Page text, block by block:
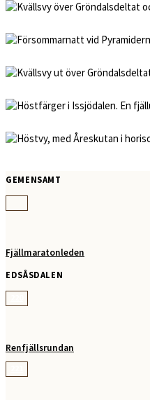
GEMENSAMT
Fjällmaratonleden
EDSÅSDALEN
Renfjällsrundan